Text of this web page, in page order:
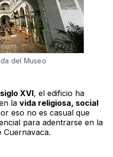
del Museo
siglo XVI, el edificio ha
la vida religiosa, social
eso no es casual que
para adentrarse en la
Cuernavaca.